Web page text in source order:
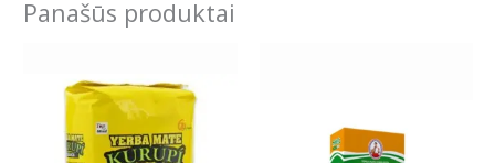
Panašūs produktai